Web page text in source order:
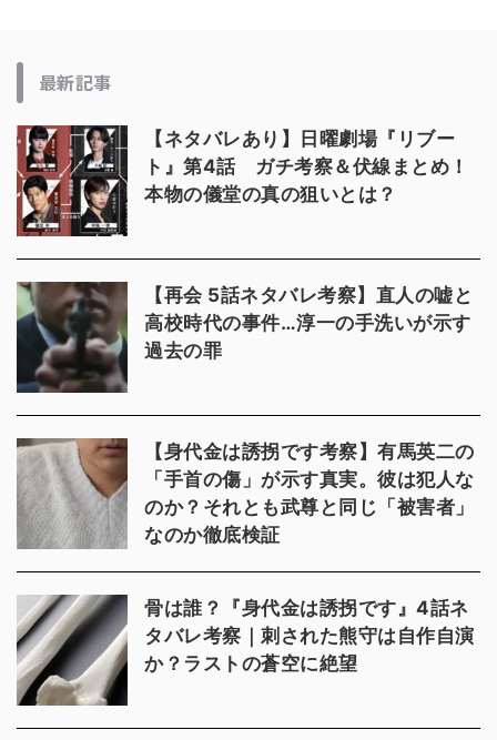
最新記事
【ネタバレあり】日曜劇場『リブー
ト』第4話 ガチ考察＆伏線まとめ！
本物の儀堂の真の狙いとは？
【再会 5話ネタバレ考察】直人の嘘と
高校時代の事件…淳一の手洗いが示す
過去の罪
【身代金は誘拐です考察】有馬英二の
「手首の傷」が示す真実。彼は犯人な
のか？それとも武尊と同じ「被害者」
なのか徹底検証
骨は誰？『身代金は誘拐です』4話ネ
タバレ考察｜刺された熊守は自作自演
か？ラストの蒼空に絶望